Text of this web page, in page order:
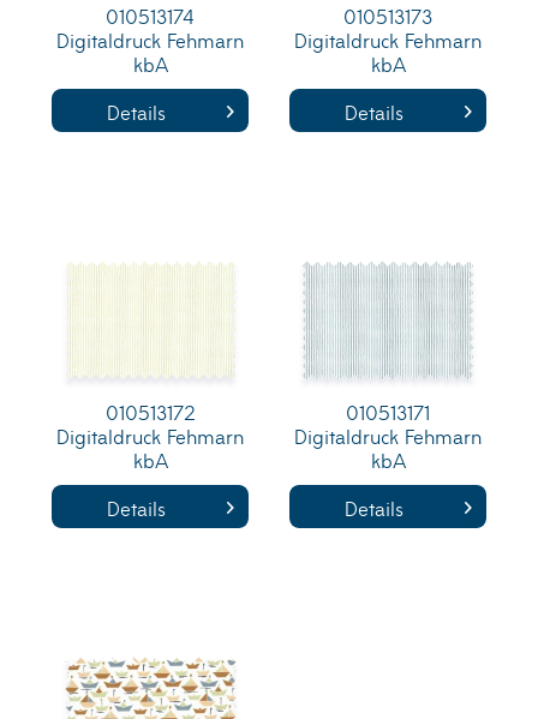
010513174
Digitaldruck Fehmarn
kbA
Details
010513173
Digitaldruck Fehmarn
kbA
Details
010513172
Digitaldruck Fehmarn
kbA
Details
010513171
Digitaldruck Fehmarn
kbA
Details